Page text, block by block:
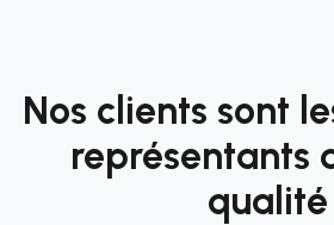
Nos clients sont
représentants
qualité